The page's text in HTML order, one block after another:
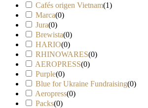
Cafés origen Vietnam(1)
Marca(0)
Jura(0)
Brewista(0)
HARIO(0)
RHINOWARES(0)
AEROPRESS(0)
Purple(0)
Blue for Ukraine Fundraising(0)
Aeropress(0)
Packs(0)